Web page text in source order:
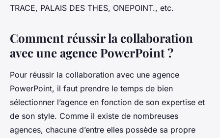
TRACE, PALAIS DES THES, ONEPOINT., etc.
Comment réussir la collaboration
avec une agence PowerPoint ?
Pour réussir la collaboration avec une agence
PowerPoint, il faut prendre le temps de bien
sélectionner l’agence en fonction de son expertise et
de son style. Comme il existe de nombreuses
agences, chacune d’entre elles possède sa propre